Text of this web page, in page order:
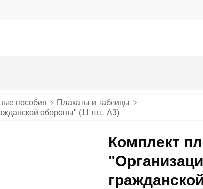
пособия
Плакаты и таблицы
обороны" (11 шт., А3)
Комплект